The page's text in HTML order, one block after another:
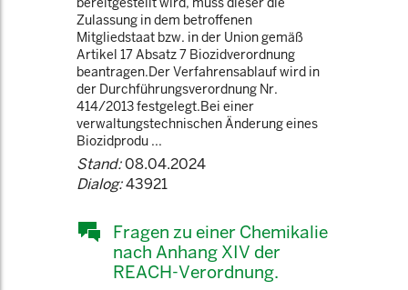
Zulassung in dem betroffenen
Mitgliedstaat bzw. in der Union gemäß
Artikel 17 Absatz 7 Biozidverordnung
beantragen.Der Verfahrensablauf wird in
der Durchführungsverordnung Nr.
414/2013 festgelegt.Bei einer
verwaltungstechnischen Änderung eines
Biozidprodu ...
Stand:08.04.2024
Dialog:43921
Fragen zu einer Chemikalie
nach Anhang XIV der
REACH-Verordnung.